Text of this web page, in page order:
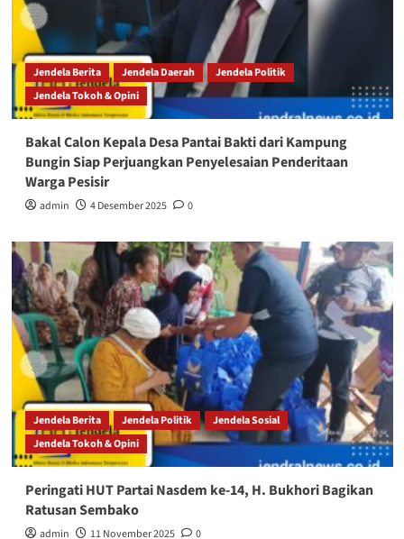
Jendela Berita Jendela Daerah
Jendela Politik
Jendela Tokoh & Opini
Bakal Calon Kepala Desa Pantai Bakti dari Kampung
Bungin Siap Perjuangkan Penyelesaian Penderitaan
Warga Pesisir
admin 4 Desember 2025 0
Jendela Berita Jendela Politik
Jendela Sosial
Jendela Tokoh & Opini
Peringati HUT Partai Nasdem ke-14, H. Bukhori Bagikan
Ratusan Sembako
admin 11 November 2025 0